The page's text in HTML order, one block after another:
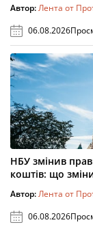
Автор:Лента от
06.08.2026
НБУ змінив
коштів: що
Автор:Лента от
06.08.2026